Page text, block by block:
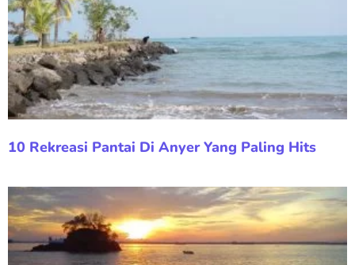
10 Rekreasi Pantai Di Anyer Yang Paling Hits